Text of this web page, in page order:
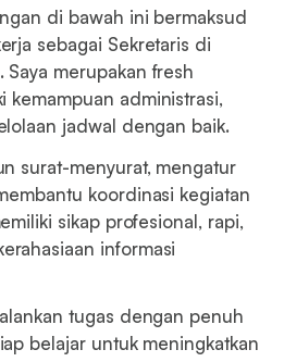
di bawah ini bermaksud
sebagai Sekretaris di
Saya merupakan fresh
kemampuan administrasi,
jadwal dengan baik.
surat-menyurat, mengatur
koordinasi kegiatan
sikap profesional, rapi,
informasi
tugas dengan penuh
belajar untuk meningkatkan